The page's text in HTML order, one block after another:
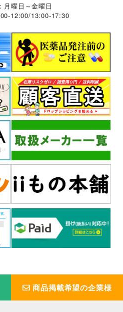
月曜日～金曜日
12:00/13:00-17:30
商品掲載希望の企業様